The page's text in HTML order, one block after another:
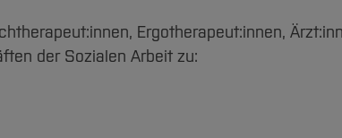
Ergotherapeut:innen,
der Sozialen Arbeit zu: